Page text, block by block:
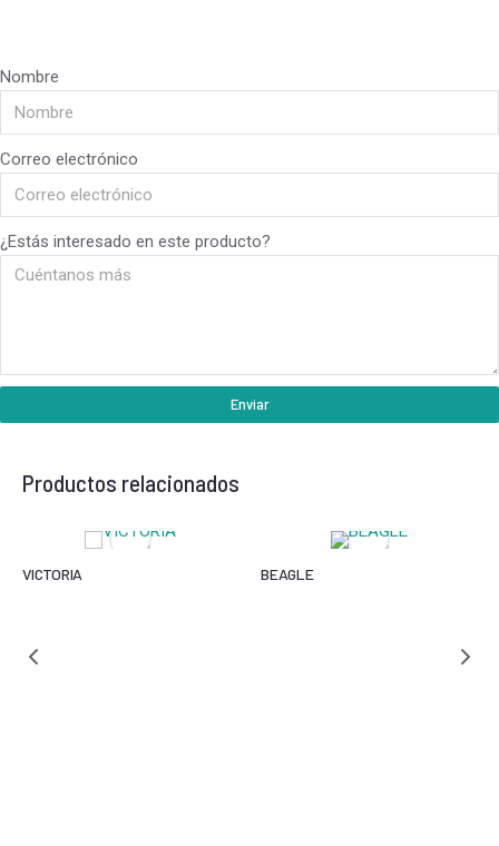
Nombre
Correo electrónico
¿Estás interesado en este producto?
Enviar
Productos relacionados
VICTORIA BEAGLE